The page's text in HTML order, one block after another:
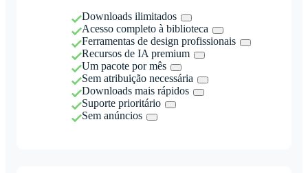
Downloads ilimitados
Acesso completo à biblioteca
Ferramentas de design profissionais
Recursos de IA premium
Um pacote por mês
Sem atribuição necessária
Downloads mais rápidos
Suporte prioritário
Sem anúncios